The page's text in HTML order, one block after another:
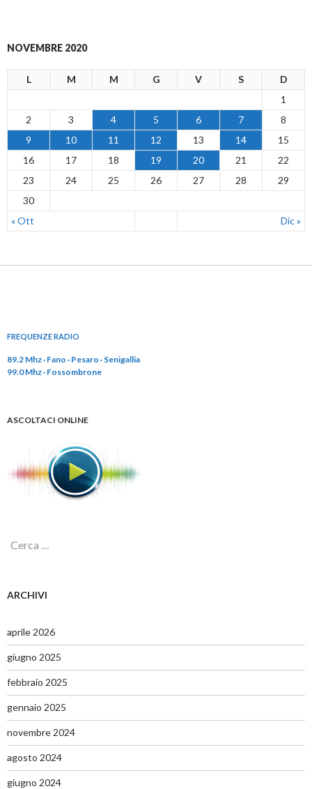
NOVEMBRE 2020
L M M G V S D
« Ott Dic »
1
2
3 4 5 6 7
8
9
10 11 12 13 14
15
16
17 18 19 20 21
22
23
24 25 26 27 28
29
30
FREQUENZE RADIO
89.2 Mhz · Fano · Pesaro · Senigallia
99.0 Mhz · Fossombrone
ASCOLTACI ONLINE
R
r
p
e
r
:
ARCHIVI
aprile 2026
giugno 2025
febbraio 2025
gennaio 2025
novembre 2024
agosto 2024
giugno 2024